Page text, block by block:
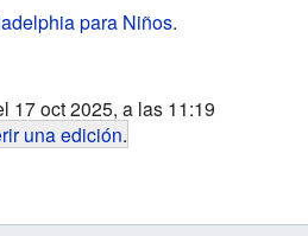
para Niños.
17 oct 2025, a las 11:19
una edición.